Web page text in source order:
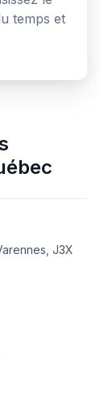
temps et
J3X